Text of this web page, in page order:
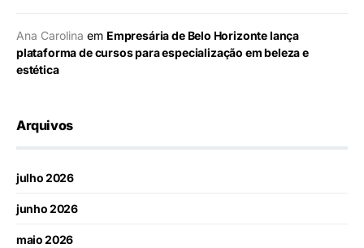
Ana Carolina em Empresária de Belo Horizonte lança
plataforma de cursos para especialização em beleza e
estética
Arquivos
julho 2026
junho 2026
maio 2026